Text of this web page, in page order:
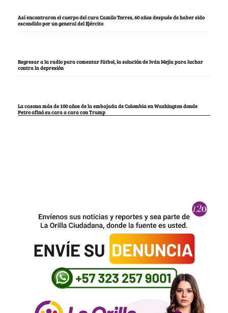
Así encontraron el cuerpo del cura Camilo Torres, 60 años después de haber sido
escondido por un general del Ejército
Regresar a la radio para comentar fútbol, la solución de Iván Mejía para luchar
contra la depresión
La casona más de 100 años de la embajada de Colombia en Washington donde
Petro afinó su cara a cara con Trump